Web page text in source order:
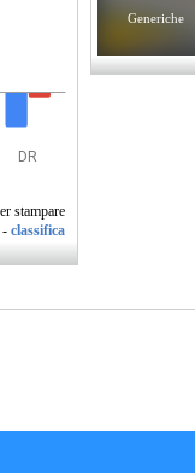
DR
-classifica
Generiche